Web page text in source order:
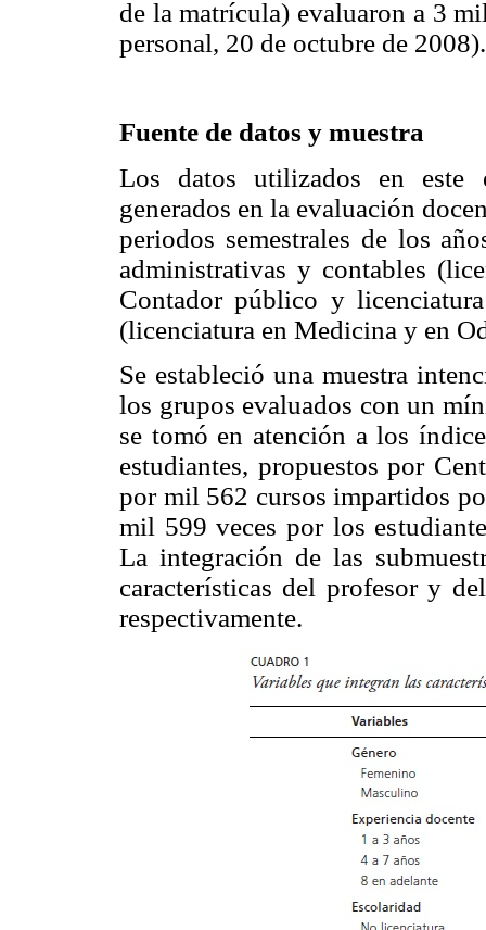
de la matrícula) evaluaron a 3
personal, 20 de octubre de 2008).
Fuente de datos y muestra
Los datos utilizados en este
generados en la evaluación
periodos semestrales de los
administrativas y contables
Contador público y
(licenciatura en Medicina y en
Se estableció una muestra
los grupos evaluados con un
se tomó en atención a los
estudiantes, propuestos por
por mil 562 cursos impartidos
mil 599 veces por los
La integración de las
características del profesor y
respectivamente.